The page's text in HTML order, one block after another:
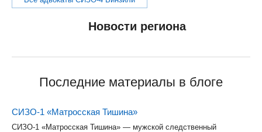
Новости региона
Последние материалы в блоге
СИЗО-1 «Матросская Тишина»
СИЗО-1 «Матросская Тишина» — мужской следственный